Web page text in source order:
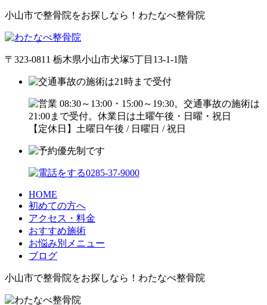
小山市で整骨院をお探しなら！わたなべ整骨院
〒323-0811 栃木県小山市犬塚5丁目13-1-1階
【定休日】土曜日午後 / 日曜日 / 祝日
HOME
初めての方へ
アクセス・料金
おすすめ施術
お悩み別メニュー
ブログ
小山市で整骨院をお探しなら！わたなべ整骨院